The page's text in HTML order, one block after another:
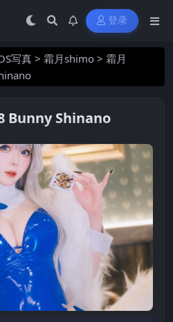
登录
写真 > 霜月shimo > 霜月
Bunny Shinano